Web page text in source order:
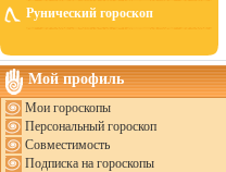
Рунический гороскоп
Мой профиль
Мои гороскопы
Персональный гороскоп
Совместимость
Подписка на гороскопы